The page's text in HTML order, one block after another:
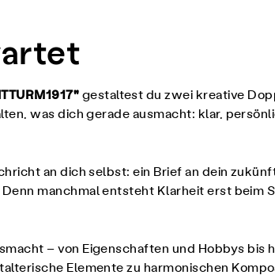
gestaltest du zwei kreative
was dich gerade ausmacht: klar,
an dich selbst: ein Brief an dein
manchmal entsteht Klarheit erst beim
– von Eigenschaften und Hobbys
Elemente zu harmonischen